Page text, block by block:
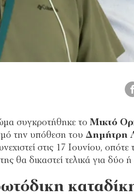
συγκροτήθηκε τοΜικτό
την υπόθεση του Δημήτρη
στις 17 Ιουνίου,
θα δικαστεί τελικά για δύο